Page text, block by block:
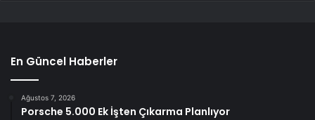
En Güncel Haberler
Ağustos 7, 2026
Porsche 5.000 Ek İşten Çıkarma Planlıyor